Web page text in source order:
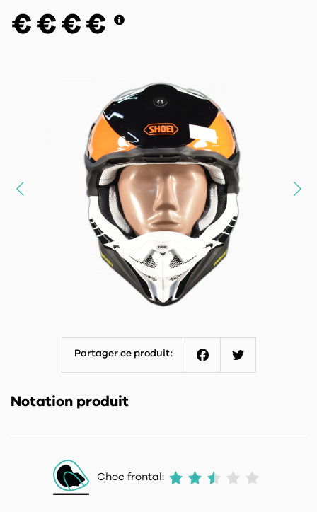
€ € € €
Partager ce produit:
Notation produit
Choc frontal: